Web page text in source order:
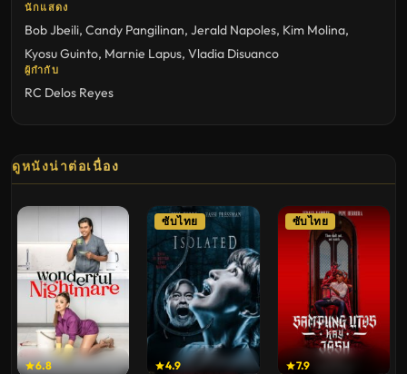
นักแสดง
Bob Jbeili, Candy Pangilinan, Jerald Napoles, Kim Molina,
Kyosu Guinto, Marnie Lapus, Vladia Disuanco
ผู้กำกับ
RC Delos Reyes
ดูหนังน่าต่อเนื่อง
6.8
4.9
ซับไทย
7.9
ซับไทย